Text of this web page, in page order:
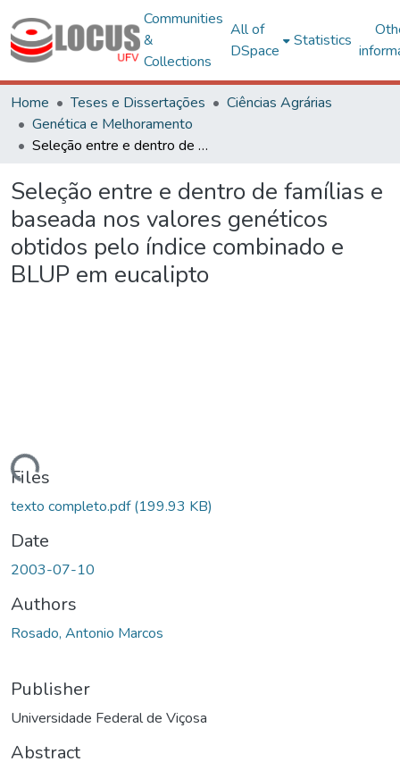
Communities
&
Collections
All of
DSpace
Statistics
Home Teses e Dissertações
Ciências Agrárias
Genética e Melhoramento
Seleção entre e dentro de famílias e baseada nos valores genéticos obtidos pelo índice combinado e BLUP em eucalipto
Seleção entre e dentro de famílias e
baseada nos valores genéticos
obtidos pelo índice combinado e
BLUP em eucalipto
Files
texto completo.pdf(199.93 KB)
Date
2003-07-10
Authors
Rosado, Antonio Marcos
Publisher
Universidade Federal de Viçosa
Abstract